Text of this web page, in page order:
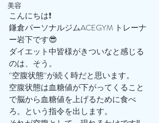
美容
こんにちは❗️
鎌倉パーソナルジムACEGYM トレーナ
ー岩下です😎
ダイエット中皆様がきついなと感じる
のは、そう。
“空腹状態”が続く時だと思います。
空腹状態は血糖値が下がってくること
で脳から血糖値を上げるために食べ
ろ。という指令を出します。